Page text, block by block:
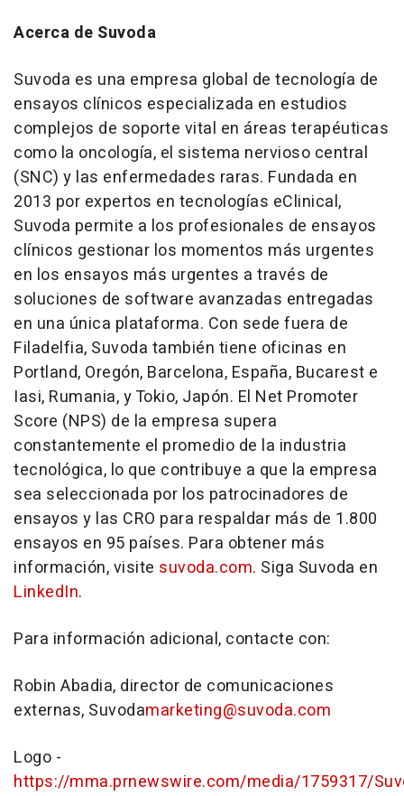
Acerca de Suvoda
Suvoda es una empresa global de tecnología de
ensayos clínicos especializada en estudios
complejos de soporte vital en áreas terapéuticas
como la oncología, el sistema nervioso central
(SNC) y las enfermedades raras. Fundada en
2013 por expertos en tecnologías eClinical,
Suvoda permite a los profesionales de ensayos
clínicos gestionar los momentos más urgentes
en los ensayos más urgentes a través de
soluciones de software avanzadas entregadas
en una única plataforma. Con sede fuera de
Filadelfia, Suvoda también tiene oficinas en
Portland, Oregón, Barcelona, España, Bucarest e
Iasi, Rumania, yTokio, Japón. El Net Promoter
Score (NPS) de la empresa supera
constantemente el promedio de la industria
tecnológica, lo que contribuye a que la empresa
sea seleccionada por los patrocinadores de
ensayos y las CRO para respaldar más de 1.800
ensayos en 95 países. Para obtener más
información, visite suvoda.com. Siga Suvoda en
LinkedIn.
Para información adicional, contacte con:
Robin Abadia, director de comunicaciones
externas, Suvodamarketing@suvoda.com
Logo -
https://mma.prnewswire.com/media/1759317/